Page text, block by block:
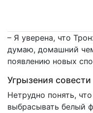
– Я уверена, что
думаю, домашний
появлению новых
Угрызения совести
Нетрудно понять,
выбрасывать белый